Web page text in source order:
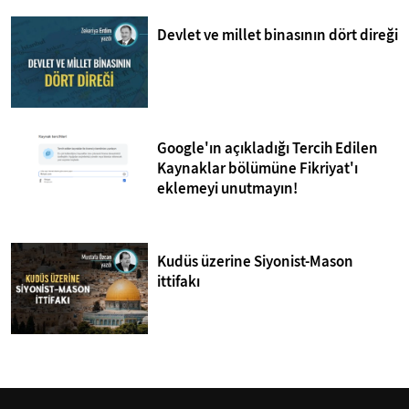
Devlet ve millet binasının dört direği
Google'ın açıkladığı Tercih Edilen
Kaynaklar bölümüne Fikriyat'ı
eklemeyi unutmayın!
Kudüs üzerine Siyonist-Mason
ittifakı